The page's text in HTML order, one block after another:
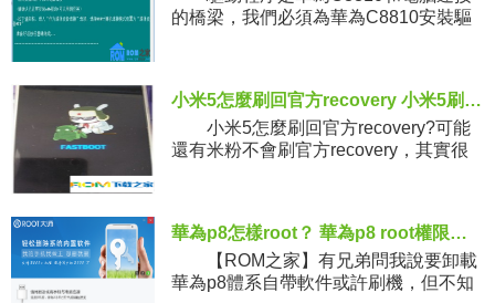
的橋梁，我們必須為華為C8810安裝驅
小米5怎麼刷回官方recovery 小米5刷回官方recovery詳細圖文流程
小米5怎麼刷回官方recovery?可能
還有米粉不會刷官方recovery，其實很
華為p8怎樣root？ 華為p8 root權限獲取刷機教程
【ROM之家】有兄弟問我說要卸載
華為p8體系自帶軟件或許刷機，但不知